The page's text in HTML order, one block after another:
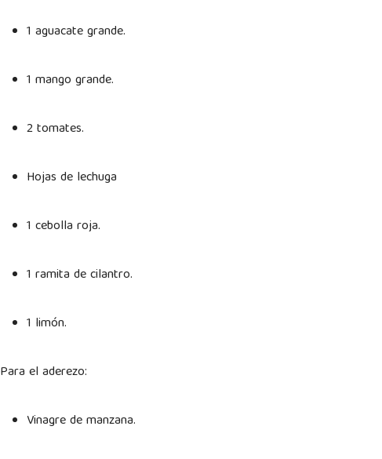
1 aguacate grande.
1 mango grande.
2 tomates.
Hojas de lechuga
1 cebolla roja.
1 ramita de cilantro.
1 limón.
Para el aderezo:
Vinagre de manzana.